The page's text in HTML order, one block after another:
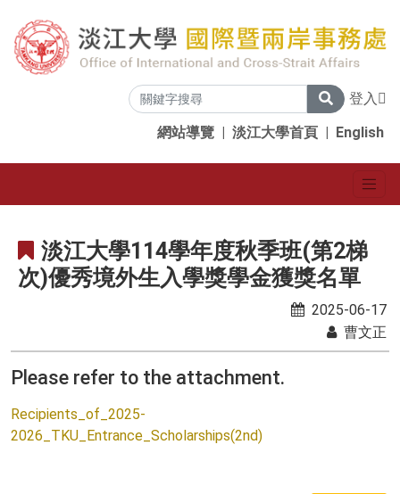
登入
網站導覽 | 淡江大學首頁 | English
淡江大學114學年度秋季班(第2梯
次)優秀境外生入學獎學金獲獎名單
2025-06-17
曹文正
Please refer to the attachment.
Recipients_of_2025-
2026_TKU_Entrance_Scholarships(2nd)